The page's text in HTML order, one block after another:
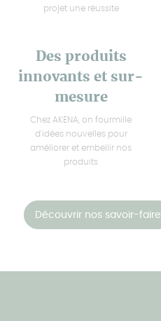
projet une réussite
Des produits
innovants et sur-
mesure
Chez AKENA, on fourmille
d'idées nouvelles pour
améliorer et embellir nos
produits
Découvrir nos savoir-faire